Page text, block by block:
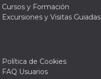
Cursos y Formación
Excursiones y Visitas Guiadas
Política de Cookies
FAQ Usuarios